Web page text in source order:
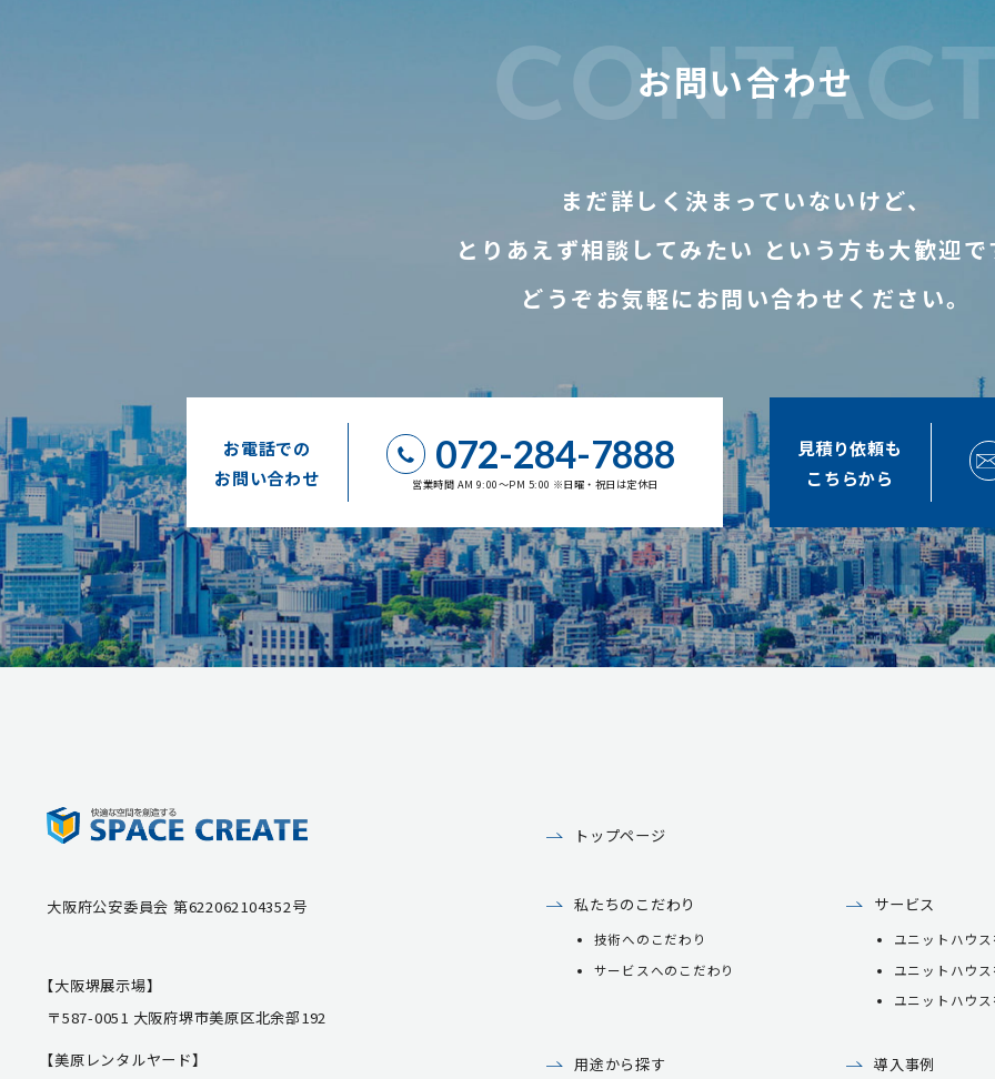
お問い合わせ
まだ詳しく決まっていないけど、
とりあえず相談してみたい という方も大歓迎で
どうぞお気軽にお問い合わせください。
お電話での
お問い合わせ
072-284-7888
営業時間 AM 9:00～PM 5:00 ※日曜・祝日は定休日
見積り依頼も
こちらから
大阪府公安委員会 第622062104352号
【大阪堺展示場】
〒587-0051 大阪府堺市美原区北余部192
【美原レンタルヤード】
トップページ
私たちのこだわり
技術へのこだわり
サービスへのこだわり
サービス
ユニットハウ
ユニットハウ
ユニットハウ
用途から探す 導入事例